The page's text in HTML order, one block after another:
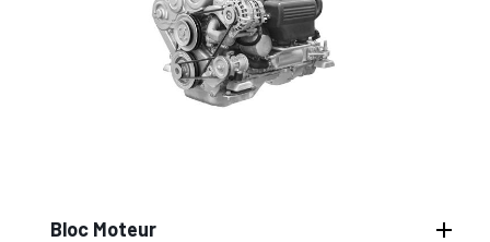
Bloc Moteur